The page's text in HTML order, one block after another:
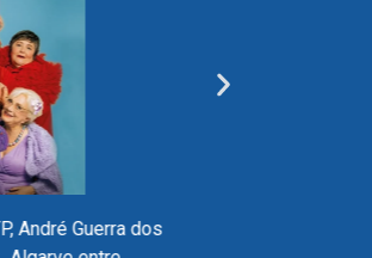
André Guerra dos